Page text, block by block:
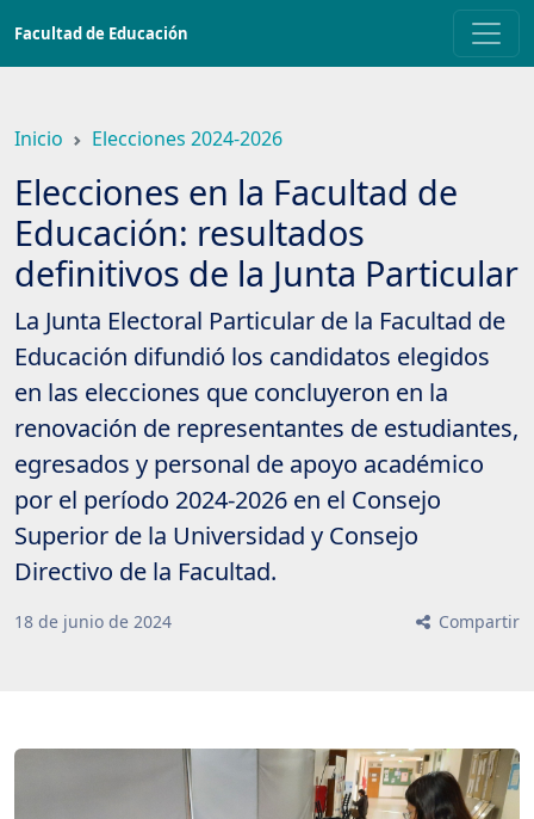
contenido
Facultad de Educación
Inicio Elecciones 2024-2026
Elecciones en la Facultad de
Educación: resultados
definitivos de la Junta Particular
La Junta Electoral Particular de la Facultad de
Educación difundió los candidatos elegidos
en las elecciones que concluyeron en la
renovación de representantes de estudiantes,
egresados y personal de apoyo académico
por el período 2024-2026 en el Consejo
Superior de la Universidad y Consejo
Directivo de la Facultad.
18 de junio de 2024 Compartir